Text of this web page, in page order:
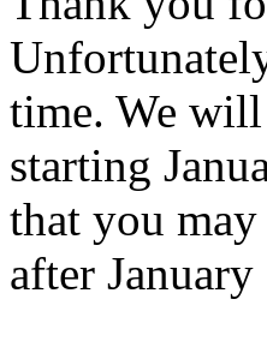
time. We
starting
that you
after